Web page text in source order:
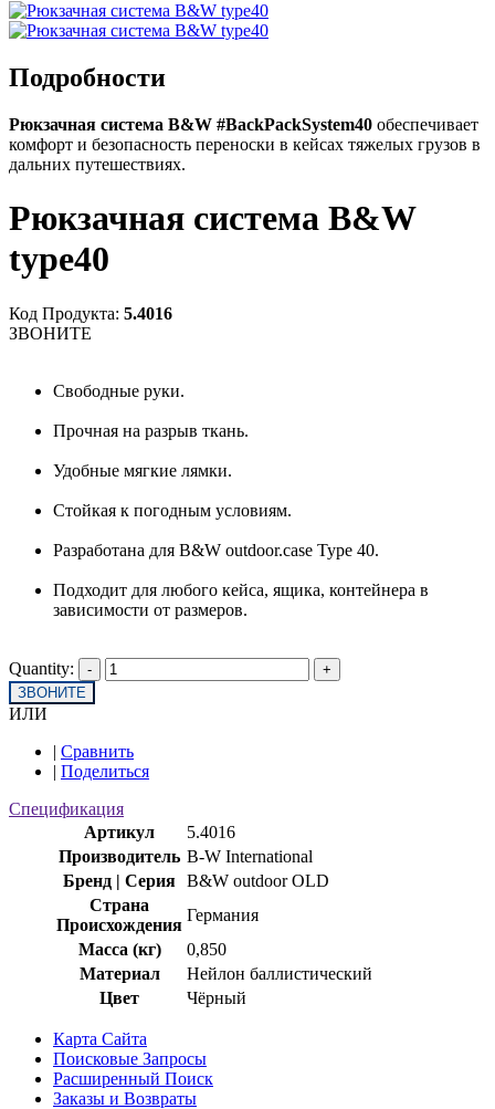
Подробности
Рюкзачная система B&W #BackPackSystem40 обеспечивает
комфорт и безопасность переноски в кейсах тяжелых грузов в
дальних путешествиях.
Рюкзачная система B&W
type40
Код Продукта: 5.4016
ЗВОНИТЕ
Свободные руки.
Прочная на разрыв ткань.
Удобные мягкие лямки.
Стойкая к погодным условиям.
Разработана для B&W outdoor.case Type 40.
Подходит для любого кейса, ящика, контейнера в
зависимости от размеров.
Quantity:
ЗВОНИТЕ
ИЛИ
| Сравнить
| Поделиться
Спецификация
Артикул
5.4016
Производитель B-W International
Бренд | Серия B&W outdoor OLD
Страна
Происхождения
Германия
Масса (кг)
0,850
Материал
Нейлон баллистический
Цвет
Чёрный
Карта Сайта
Поисковые Запросы
Расширенный Поиск
Заказы и Возвраты